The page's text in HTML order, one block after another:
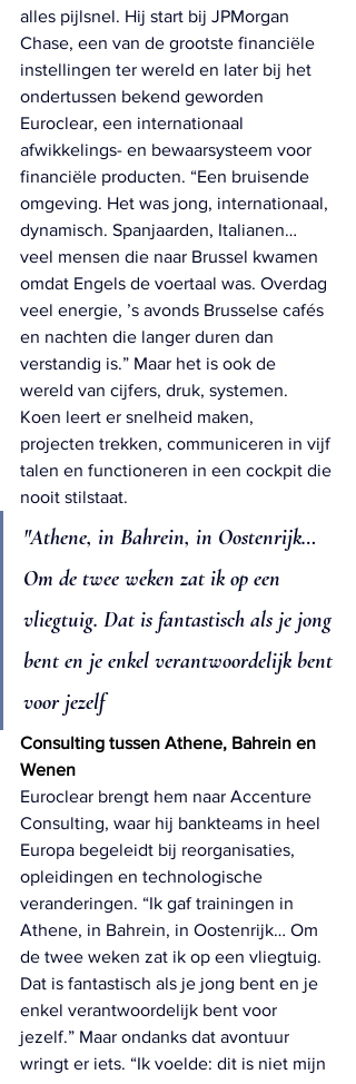
alles pijlsnel. Hij start bij JPMorgan
Chase, een van de grootste financiële
instellingen ter wereld en later bij het
ondertussen bekend geworden
Euroclear, een internationaal
afwikkelings- en bewaarsysteem voor
financiële producten. “Een bruisende
omgeving. Het was jong, internationaal,
dynamisch. Spanjaarden, Italianen…
veel mensen die naar Brussel kwamen
omdat Engels de voertaal was. Overdag
veel energie, ’s avonds Brusselse cafés
en nachten die langer duren dan
verstandig is.” Maar het is ook de
wereld van cijfers, druk, systemen.
Koen leert er snelheid maken,
projecten trekken, communiceren in vijf
talen en functioneren in een cockpit die
nooit stilstaat.
"Athene, in Bahrein, in Oostenrijk…
Om de twee weken zat ik op een
vliegtuig. Dat is fantastisch als je jong
bent en je enkel verantwoordelijk bent
voor jezelf
Consulting tussen Athene, Bahrein en
Wenen
Euroclear brengt hem naar Accenture
Consulting, waar hij bankteams in heel
Europa begeleidt bij reorganisaties,
opleidingen en technologische
veranderingen. “Ik gaf trainingen in
Athene, in Bahrein, in Oostenrijk… Om
de twee weken zat ik op een vliegtuig.
Dat is fantastisch als je jong bent en je
enkel verantwoordelijk bent voor
jezelf.” Maar ondanks dat avontuur
wringt er iets. “Ik voelde: dit is niet mijn